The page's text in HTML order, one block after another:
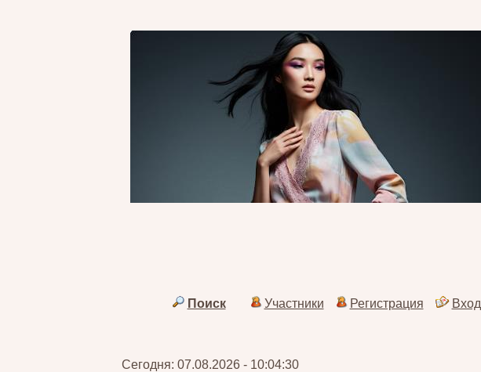
Поиск Участники Регистрация Вход
Сегодня: 07.08.2026 - 10:04:30